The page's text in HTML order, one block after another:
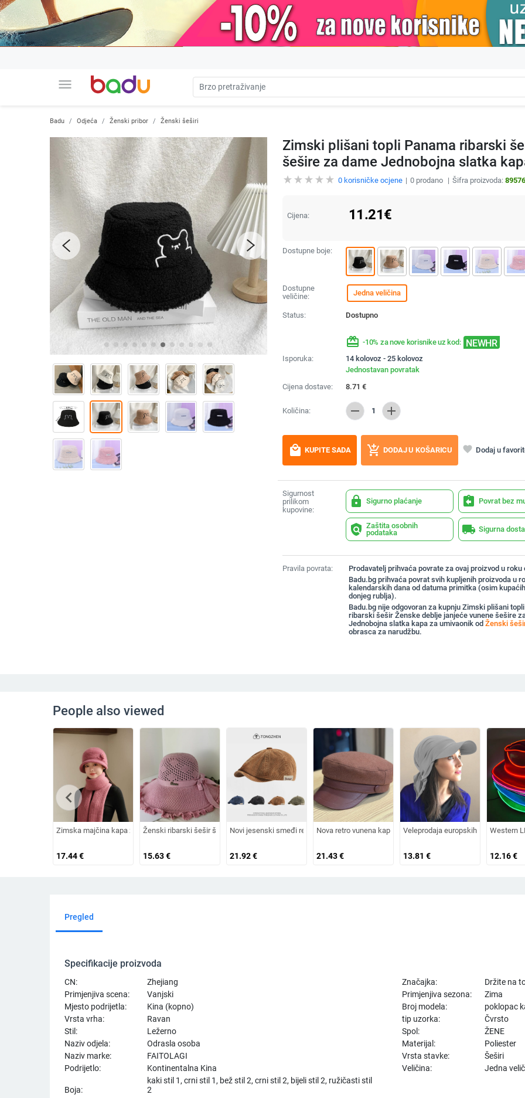
menu
Badu Odjeća Ženski pribor Ženski šeširi
Zimski plišani topli Panama ribarski
šešire za dame Jednobojna slatka
0korisničke ocjene 0prodano Šifra proizvoda:
Cijena: 11.21€
Dostupne boje:
Dostupne
veličine:
Jedna veličina
Status: Dostupno
redeem -10% za nove korisnike uz kod: NEWHR
Isporuka:
14 kolovoz - 25 kolovoz
Jednostavan povratak
Cijena dostave:
8.71 €
Količina: remove 1 add
local_mall KUPITE SADA add_shopping_cart DODAJ U KOŠARICU favorite Dodaj u
Sigurnost
prilikom
kupovine:
lock Sigurno plaćanje assignment_return Povrat bez
policy Zaštita osobnih
podataka
local_shipping Sigurna
Pravila povrata:
Prodavatelj prihvaća povrate za ovaj proizvod u roku
Badu.bg prihvaća povrat svih kupljenih proizvoda u
kalendarskih dana od datuma primitka (osim
donjeg rublja).
Badu.bg nije odgovoran za kupnju Zimski plišani
ribarski šešir Ženske deblje janjeće vunene šešire
Jednobojna slatka kapa za umivaonik od Ženski
obrasca za narudžbu.
People also viewed
Zimska majčina kapa za žene srednjih i starijih godina, pletena od zečjeg krzna, otporna na hladnoću, topla, vunena kapa plus baršunasta
17.44€
Ženski ribarski šešir širokog oboda, šešir za sunce, pleteni šešir za sunce, šešir za odmor na plaži, šešir za sunce
15.63€
Novi jesenski smeđi retro baršunasti osmerokutni šešir za muškarce i žene, nošen
21.92€
Nova retro vunena kapa od umjetnog krzna za jesen i zimu
21.43€
Veleprodaja europskih i američkih
13.81 €
Western
12.16€
chevron_left
Pregled
Specifikacije proizvoda
CN: Zhejiang Značajka:
Držite na
Primjenjiva scena:
Vanjski Primjenjiva sezona:
Zima
Mjesto podrijetla:
Kina (kopno) Broj modela:
poklopac
Vrsta vrha:
Ravan tip uzorka:
Čvrsto
Stil:
Ležerno Spol:
ŽENE
Naziv odjela:
Odrasla osoba Materijal:
Poliester
Naziv marke:
FAITOLAGI Vrsta stavke:
Šeširi
Podrijetlo:
Kontinentalna Kina Veličina: Jedna
Boja:
kaki stil 1, crni stil 1, bež stil 2, crni stil 2, bijeli stil 2, ružičasti stil
2